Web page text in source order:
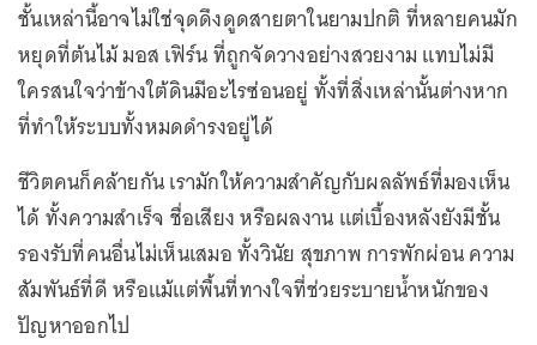
ชั้นเหล่านี้อาจไม่ใช่จุดดึงดูดสายตาในยามปกติ ที่หลายคนมัก
หยุดที่ต้นไม้ มอส เฟิร์น ที่ถูกจัดวางอย่างสวยงาม แทบไม่มี
ใครสนใจว่าข้างใต้ดินมีอะไรซ่อนอยู่ ทั้งที่สิ่งเหล่านั้นต่างหาก
ที่ทำให้ระบบทั้งหมดดำรงอยู่ได้
ชีวิตคนก็คล้ายกัน เรามักให้ความสำคัญกับผลลัพธ์ที่มองเห็น
ได้ ทั้งความสำเร็จ ชื่อเสียง หรือผลงาน แต่เบื้องหลังยังมีชั้น
รองรับที่คนอื่นไม่เห็นเสมอ ทั้งวินัย สุขภาพ การพักผ่อน ความ
สัมพันธ์ที่ดี หรือแม้แต่พื้นที่ทางใจที่ช่วยระบายน้ำหนักของ
ปัญหาออกไป